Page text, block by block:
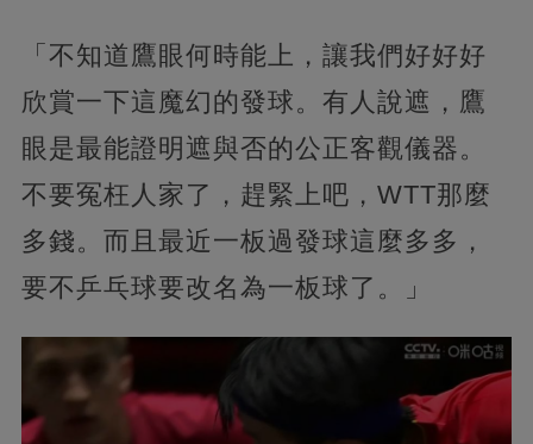
「不知道鷹眼何時能上，讓我們好好好
欣賞一下這魔幻的發球。有人說遮，鷹
眼是最能證明遮與否的公正客觀儀器。
不要冤枉人家了，趕緊上吧，WTT那麼
多錢。而且最近一板過發球這麼多多，
要不乒乓球要改名為一板球了。」